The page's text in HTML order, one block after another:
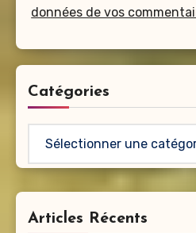
données de vos
Catégories
Articles Récents